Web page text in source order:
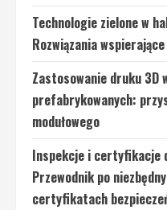
Technologie zielone w
Rozwiązania
Zastosowanie druku 3D
prefabrykowanych:
modułowego
Inspekcje i certyfikacje
Przewodnik po
certyfikatach